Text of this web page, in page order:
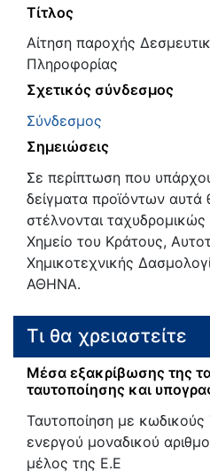
Τίτλος
Αίτηση παροχής
Πληροφορίας
Σχετικός σύνδεσμος
Σύνδεσμος
Σημειώσεις
Σε περίπτωση που
δείγματα προϊόντων αυτά
στέλνονται
Χημείο του Κράτους,
Χημικοτεχνικής
ΑΘΗΝΑ.
Τι θα χρειαστείτε
Μέσα εξακρίβωσης της
ταυτοποίησης και
Ταυτοποίηση με κωδικούς
ενεργού μοναδικού
μέλος της Ε.Ε